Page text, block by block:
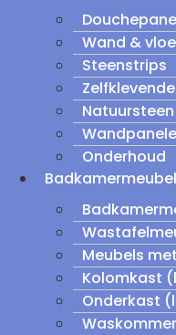
Wand &
Steenstrips
Onderhoud
Meubels
Kolomkast
Onderkast